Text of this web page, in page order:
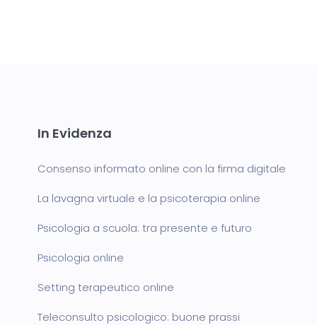
In Evidenza
Consenso informato online con la firma digitale
La lavagna virtuale e la psicoterapia online
Psicologia a scuola: tra presente e futuro
Psicologia online
Setting terapeutico online
Teleconsulto psicologico: buone prassi